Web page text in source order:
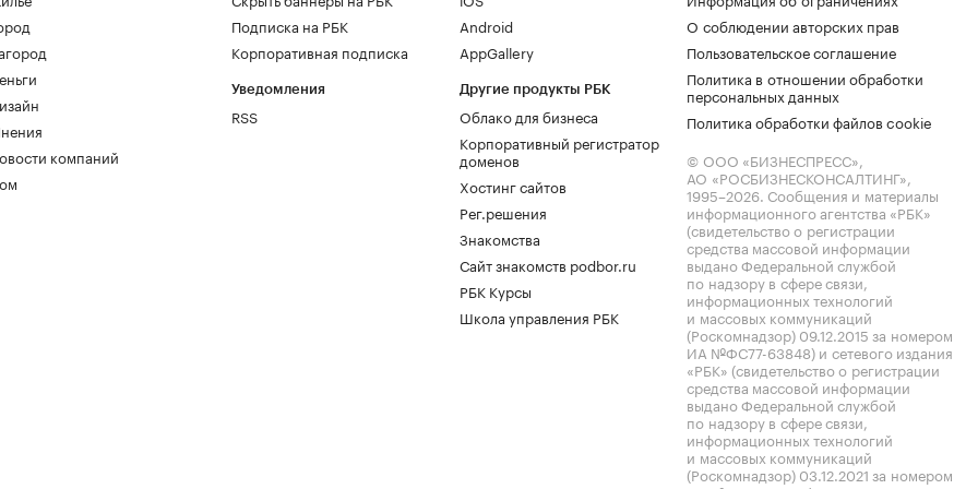
компаний
Подписка на РБК
Корпоративная подписка
Уведомления
RSS
Android
AppGallery
Другие продукты РБК
Облако для бизнеса
Корпоративный регистратор
доменов
Хостинг сайтов
Рег.решения
Знакомства
Сайт знакомств podbor.ru
РБК Курсы
Школа управления РБК
О соблюдении авторских прав
Пользовательское соглашение
Политика в отношении обработки
персональных данных
Политика обработки файлов cookie
© ООО «БИЗНЕСПРЕСС»,
АО «РОСБИЗНЕСКОНСАЛТИНГ»,
1995–2026. Сообщения и материалы
информационного агентства «РБК»
(свидетельство о регистрации
средства массовой информации
выдано Федеральной службой
по надзору в сфере связи,
информационных технологий
и массовых коммуникаций
(Роскомнадзор) 09.12.2015 за номером
ИА №ФС77-63848) и сетевого издания
«РБК» (свидетельство о регистрации
средства массовой информации
выдано Федеральной службой
по надзору в сфере связи,
информационных технологий
и массовых коммуникаций
(Роскомнадзор) 03.12.2021 за номером